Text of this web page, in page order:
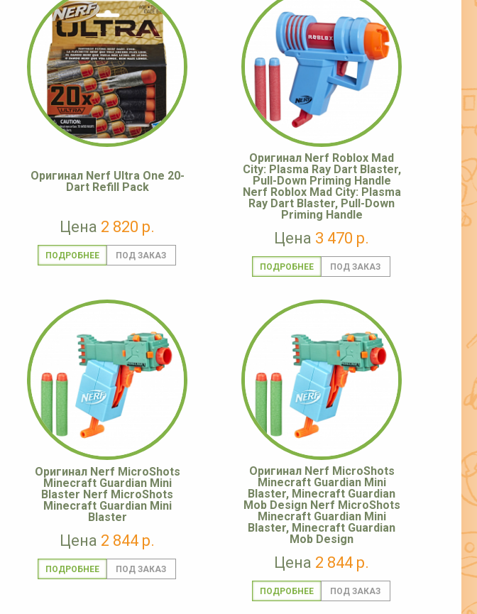
Оригинал Nerf Ultra One 20-
Dart Refill Pack
Цена 2 820 р.
ПОДРОБНЕЕ
Оригинал Nerf Roblox Mad
City: Plasma Ray Dart Blaster,
Pull-Down Priming Handle
Nerf Roblox Mad City: Plasma
Ray Dart Blaster, Pull-Down
Priming Handle
Цена 3 470 р.
ПОДРОБНЕЕ
Оригинал Nerf MicroShots
Minecraft Guardian Mini
Blaster Nerf MicroShots
Minecraft Guardian Mini
Blaster
Цена 2 844 р.
ПОДРОБНЕЕ
Оригинал Nerf MicroShots
Minecraft Guardian Mini
Blaster, Minecraft Guardian
Mob Design Nerf MicroShots
Minecraft Guardian Mini
Blaster, Minecraft Guardian
Mob Design
Цена 2 844 р.
ПОДРОБНЕЕ